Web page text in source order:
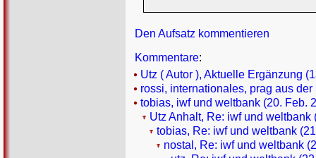
Den Aufsatz kommentieren
Kommentare:
Utz ( Autor ), Aktuelle Ergänzung
rossi, internationales, prag aus
tobias, iwf und weltbank (20. Feb.
Utz Anhalt, Re: iwf und weltbank
tobias, Re: iwf und weltbank
nostal, Re: iwf und weltbank